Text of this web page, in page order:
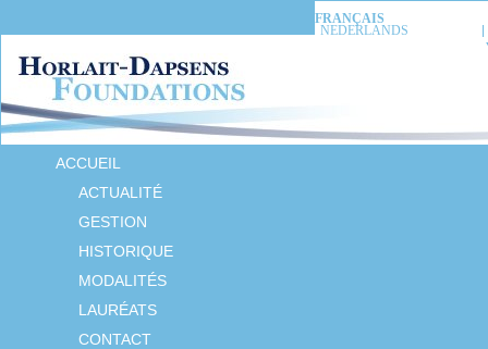
FRANÇAIS
NEDERLANDS
ACCUEIL
ACTUALITÉ
GESTION
HISTORIQUE
MODALITÉS
LAURÉATS
CONTACT